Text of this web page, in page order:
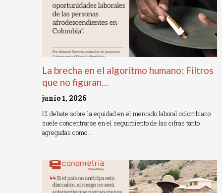
La brecha en el algoritmo humano: Filtros
que no figuran…
junio 1, 2026
El debate sobre la equidad en el mercado laboral colombiano
suele concentrarse en el seguimiento de las cifras tanto
agregadas como…